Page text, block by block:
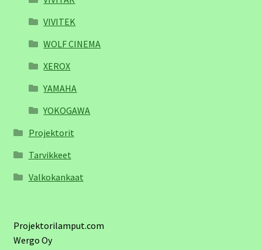
VIVITEK
WOLF CINEMA
XEROX
YAMAHA
YOKOGAWA
Projektorit
Tarvikkeet
Valkokankaat
Projektorilamput.com
Wergo Oy